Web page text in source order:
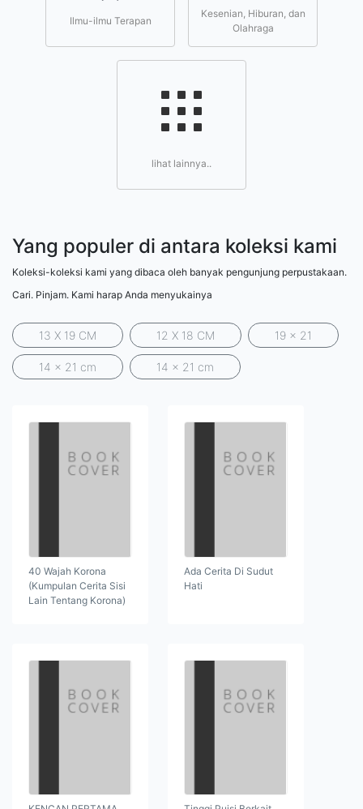
Ilmu-ilmu Terapan
Kesenian, Hiburan, dan
Olahraga
lihat lainnya..
Yang populer di antara koleksi kami
Koleksi-koleksi kami yang dibaca oleh banyak pengunjung perpustakaan.
Cari. Pinjam. Kami harap Anda menyukainya
13 X 19 CM 12 X 18 CM 19 x 21
14 x 21 cm 14 x 21 cm
40 Wajah Korona
(Kumpulan Cerita Sisi
Lain Tentang Korona)
Ada Cerita Di Sudut
Hati